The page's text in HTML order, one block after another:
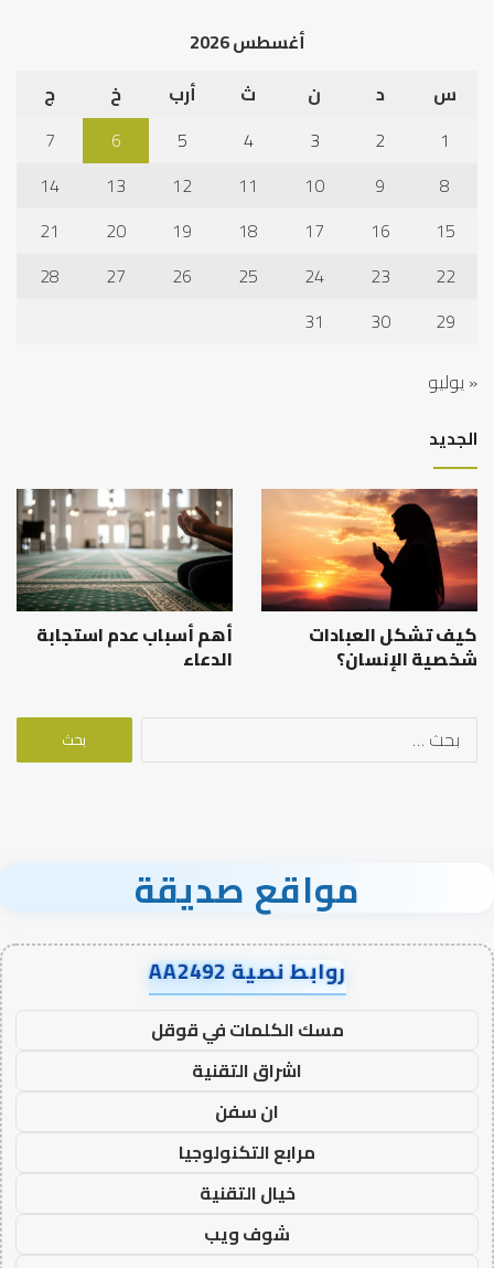
أغسطس 2026
س
د ن ث أرب خ
ج
1
2
3
4
5
6
7
8
9
10
11
12
13
14
15
16
17
18
19
20
21
22
23
24
25
26
27
28
29
30
31
« يوليو
الجديد
كيف تشكل العبادات
شخصية الإنسان؟
أهم أسباب عدم استجابة
الدعاء
البحث
مواقع صديقة
روابط نصية AA2492
مسك الكلمات في قوقل
اشراق التقنية
ان سفن
مرابع التكنولوجيا
خيال التقنية
شوف ويب